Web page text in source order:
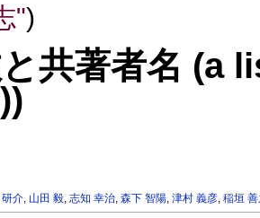
")
共著者名 (a
介, 山田 毅,志知 幸治,森下 智陽,津村 義彦,稲垣